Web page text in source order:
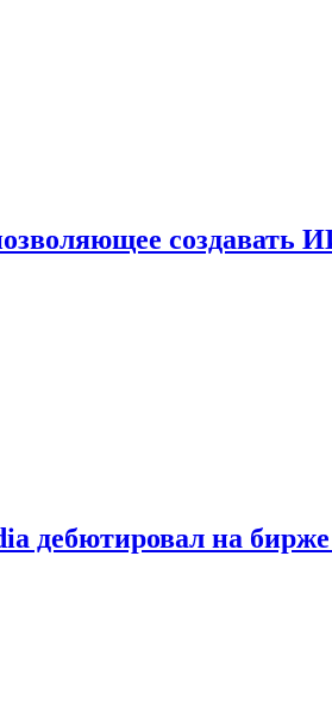
создавать
на бирже